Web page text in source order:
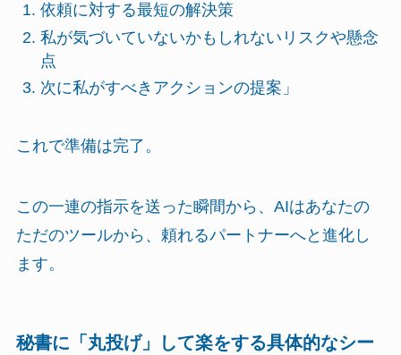
依頼に対する最短の解決策
私が気づいていないかもしれないリスクや懸念
点
次に私がすべきアクションの提案」
これで準備は完了。
この一連の指示を送った瞬間から、AIはあなたの
ただのツールから、頼れるパートナーへと進化し
ます。
秘書に「丸投げ」して楽をする具体的なシー